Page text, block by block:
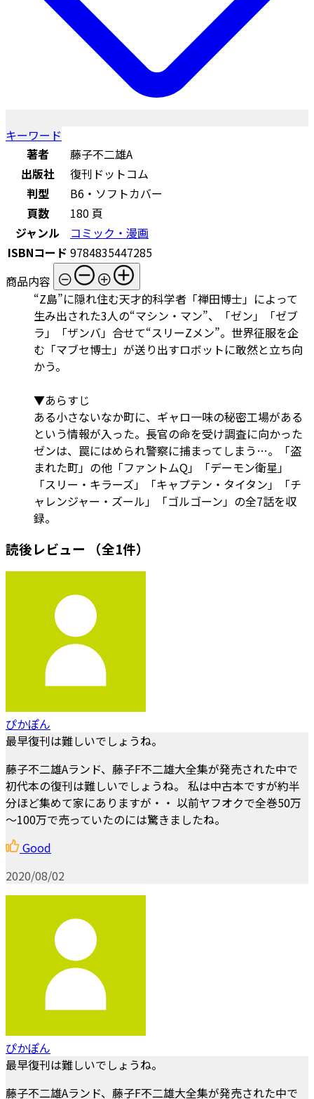
キーワード
著者
藤子不二雄A
出版社
復刊ドットコム
判型
B6・ソフトカバー
頁数
180 頁
ジャンル
コミック・漫画
ISBNコード 9784835447285
商品内容
“Z島”に隠れ住む天才的科学者「禅田博士」によって
生み出された3人の“マシン・マン”、「ゼン」「ゼブ
ラ」「ザンバ」合せて“スリーZメン”。世界征服を企
む「マブセ博士」が送り出すロボットに敢然と立ち向
かう。
▼あらすじ
ある小さないなか町に、ギャロ一味の秘密工場がある
という情報が入った。長官の命を受け調査に向かった
ゼンは、罠にはめられ警察に捕まってしまう…。「盗
まれた町」の他「ファントムQ」「デーモン衛星」
「スリー・キラーズ」「キャプテン・タイタン」「チ
ャレンジャー・ズール」「ゴルゴーン」の全7話を収
録。
読後レビュー （全1件）
ぴかぽん
最早復刊は難しいでしょうね。
藤子不二雄Aランド、藤子F不二雄大全集が発売された中で
初代本の復刊は難しいでしょうね。 私は中古本ですが約半
分ほど集めて家にありますが・・ 以前ヤフオクで全巻50万
～100万で売っていたのには驚きましたね。
Good
2020/08/02
ぴかぽん
最早復刊は難しいでしょうね。
藤子不二雄Aランド、藤子F不二雄大全集が発売された中で